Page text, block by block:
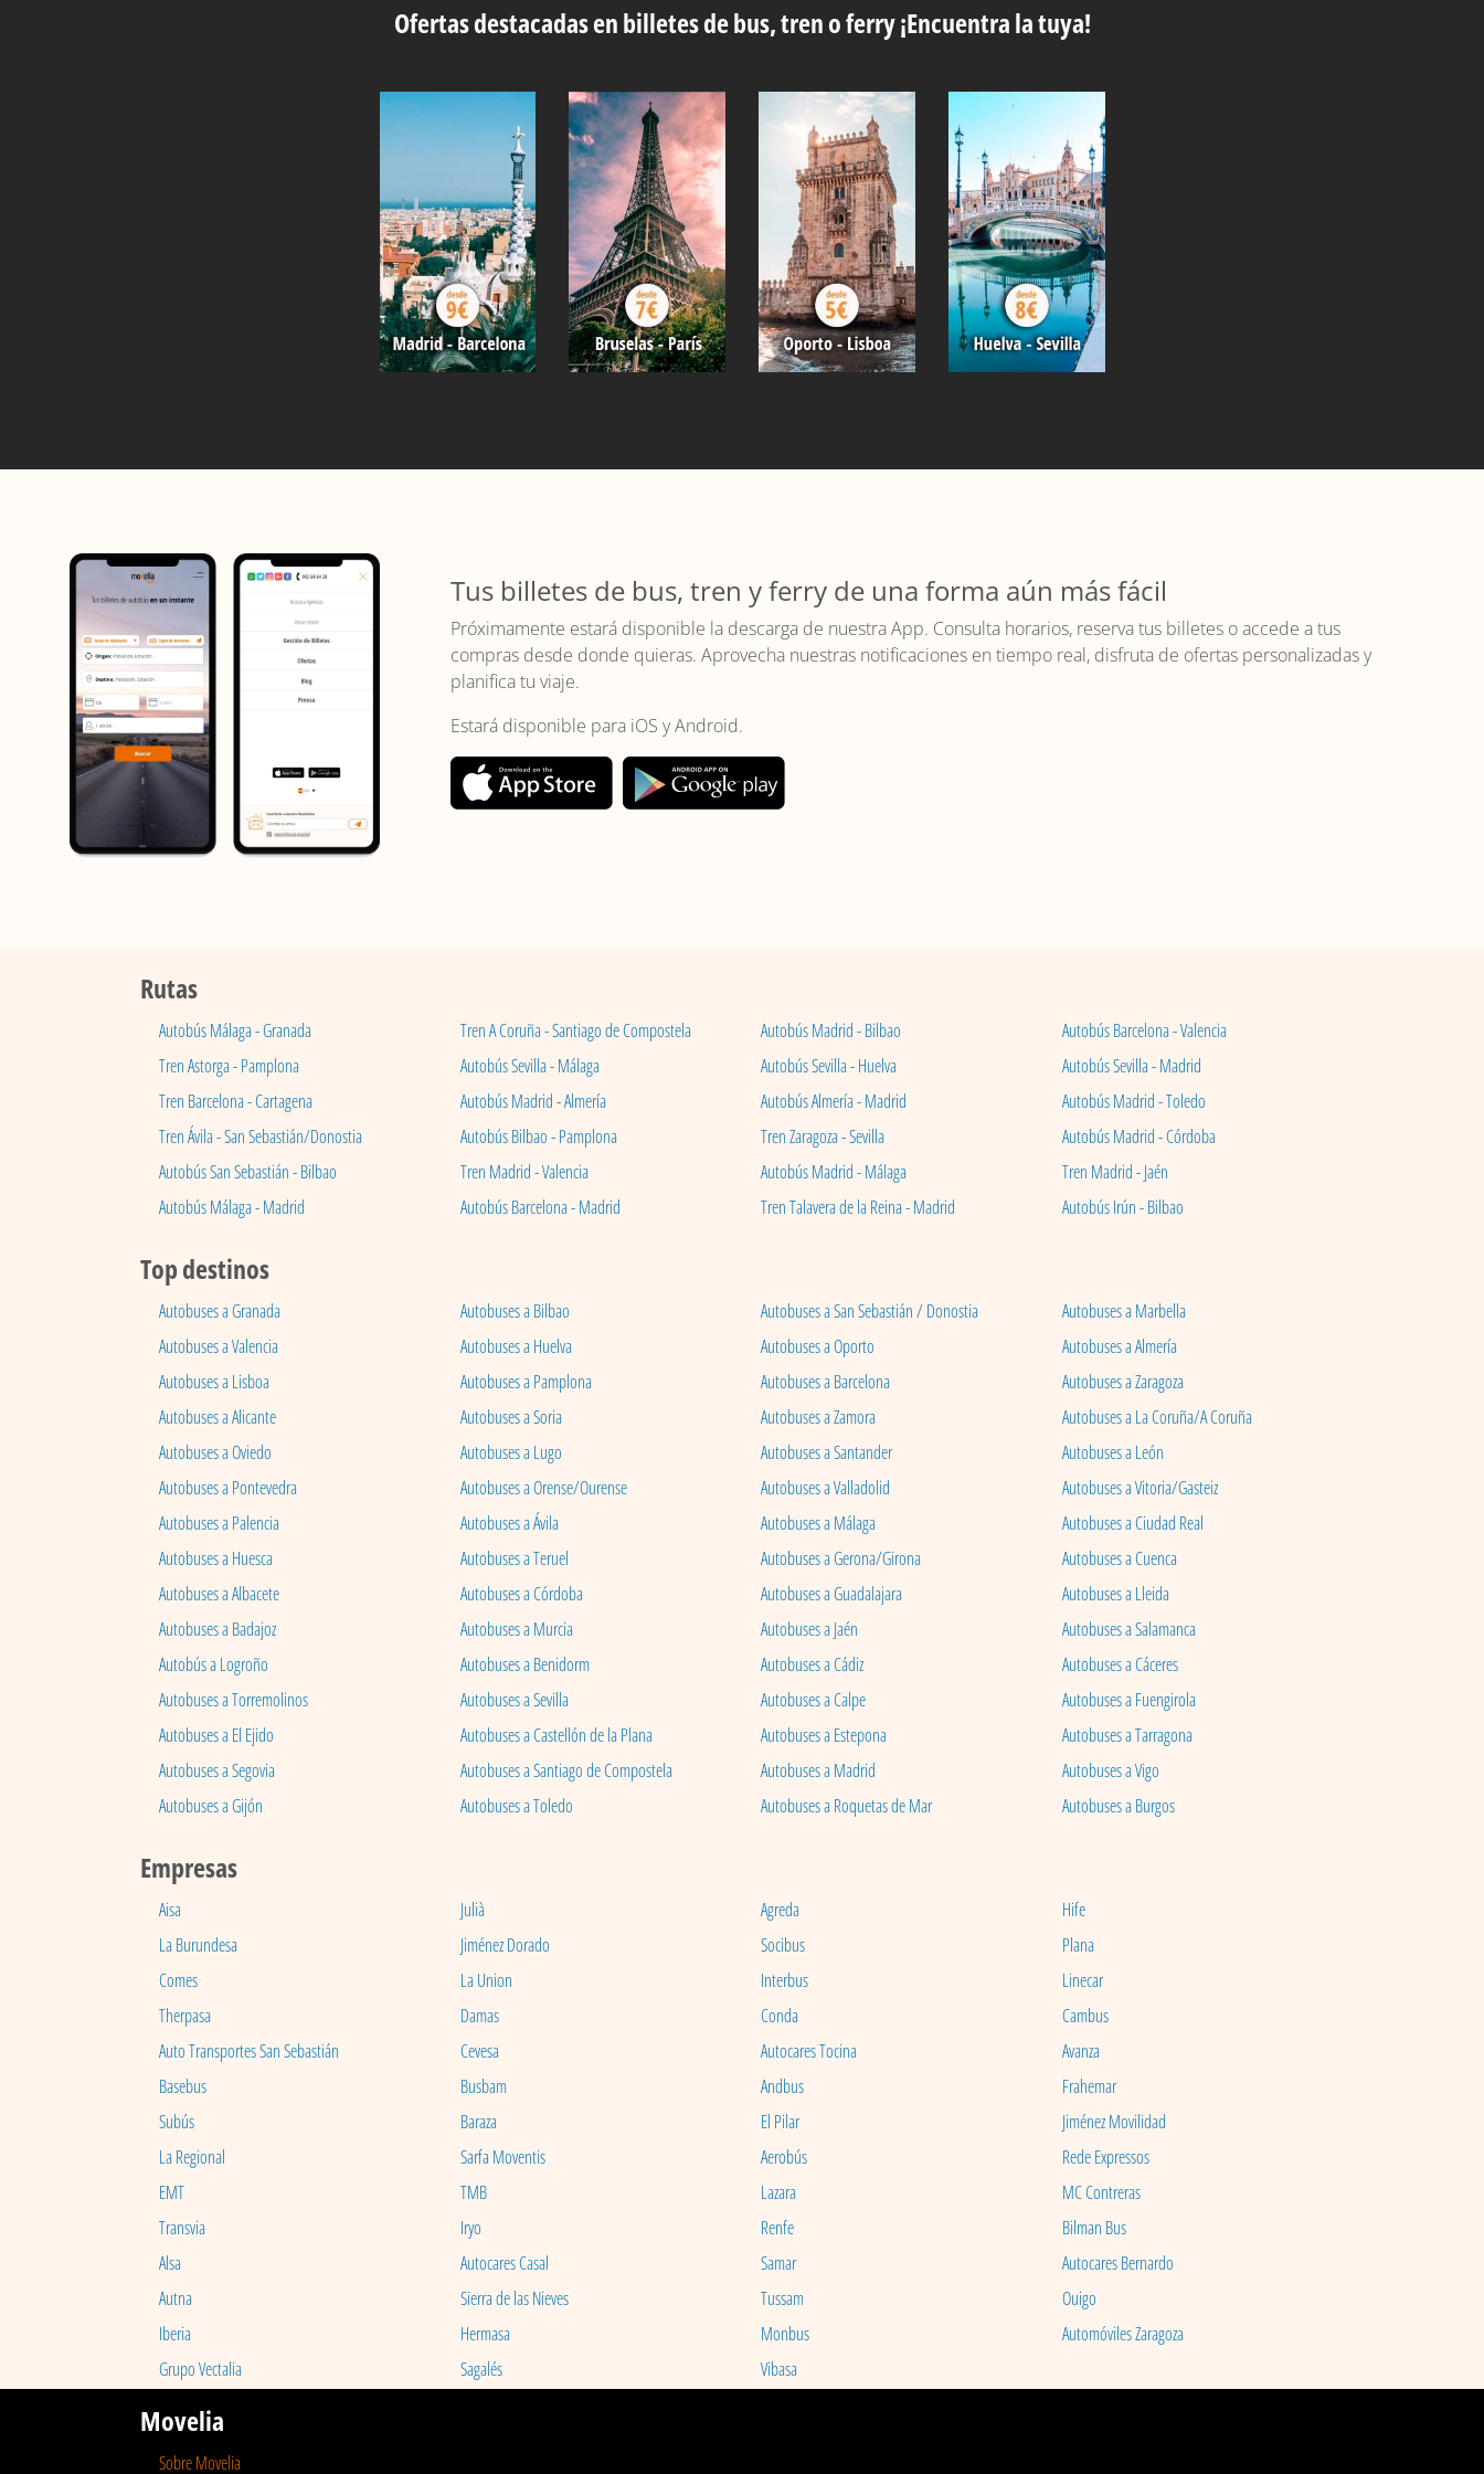
Ofertas destacadas en billetes de bus, tren o ferry ¡Encuentra la tuya!
Tus billetes de bus, tren y ferry de una forma aún más fácil
Próximamente estará disponible la descarga de nuestra App. Consulta horarios, reserva tus billetes o accede a tus
compras desde donde quieras. Aprovecha nuestras notificaciones en tiempo real, disfruta de ofertas personalizadas y
planifica tu viaje.
Estará disponible para iOS y Android.
Rutas
Autobús Málaga - Granada Tren A Coruña - Santiago de Compostela Autobús Madrid - Bilbao
Autobús Barcelona - Valencia
Tren Astorga - Pamplona
Autobús Sevilla - Málaga Autobús Sevilla - Huelva
Autobús Sevilla - Madrid
Tren Barcelona - Cartagena
Autobús Madrid - Almería Autobús Almería - Madrid
Autobús Madrid - Toledo
Tren Ávila - San Sebastián/Donostia
Autobús Bilbao - Pamplona Tren Zaragoza - Sevilla
Autobús Madrid - Córdoba
Autobús San Sebastián - Bilbao
Tren Madrid - Valencia Autobús Madrid - Málaga
Tren Madrid - Jaén
Autobús Málaga - Madrid
Autobús Barcelona - Madrid Tren Talavera de la Reina - Madrid Autobús Irún - Bilbao
Top destinos
Autobuses a Granada Autobuses a Bilbao Autobuses a San Sebastián / Donostia
Autobuses a Marbella
Autobuses a Valencia
Autobuses a Huelva Autobuses a Oporto
Autobuses a Almería
Autobuses a Lisboa
Autobuses a Pamplona Autobuses a Barcelona
Autobuses a Zaragoza
Autobuses a Alicante
Autobuses a Soria Autobuses a Zamora
Autobuses a La Coruña/A Coruña
Autobuses a Oviedo
Autobuses a Lugo Autobuses a Santander
Autobuses a León
Autobuses a Pontevedra
Autobuses a Orense/Ourense Autobuses a Valladolid
Autobuses a Vitoria/Gasteiz
Autobuses a Palencia
Autobuses a Ávila Autobuses a Málaga
Autobuses a Ciudad Real
Autobuses a Huesca
Autobuses a Teruel Autobuses a Gerona/Girona
Autobuses a Cuenca
Autobuses a Albacete
Autobuses a Córdoba Autobuses a Guadalajara
Autobuses a Lleida
Autobuses a Badajoz
Autobuses a Murcia Autobuses a Jaén
Autobuses a Salamanca
Autobús a Logroño
Autobuses a Benidorm Autobuses a Cádiz
Autobuses a Cáceres
Autobuses a Torremolinos
Autobuses a Sevilla Autobuses a Calpe
Autobuses a Fuengirola
Autobuses a El Ejido
Autobuses a Castellón de la Plana Autobuses a Estepona
Autobuses a Tarragona
Autobuses a Segovia
Autobuses a Santiago de Compostela Autobuses a Madrid
Autobuses a Vigo
Autobuses a Gijón
Autobuses a Toledo Autobuses a Roquetas de Mar Autobuses a Burgos
Empresas
Aisa Julià Agreda
Hife
La Burundesa
Jiménez Dorado Socibus
Plana
Comes
La Union Interbus
Linecar
Therpasa
Damas Conda
Cambus
Auto Transportes San Sebastián
Cevesa Autocares Tocina
Avanza
Basebus
Busbam Andbus
Frahemar
Subús
Baraza El Pilar
Jiménez Movilidad
La Regional
Sarfa Moventis Aerobús
Rede Expressos
EMT
TMB Lazara
MC Contreras
Transvia
Iryo Renfe
Bilman Bus
Alsa
Autocares Casal Samar
Autocares Bernardo
Autna
Sierra de las Nieves Tussam
Ouigo
Iberia
Hermasa Monbus
Automóviles Zaragoza
Grupo Vectalia
Sagalés Vibasa
Movelia
Sobre Movelia